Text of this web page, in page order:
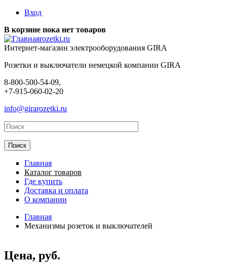
Перейти к основному содержанию
Вход
В корзине пока нет товаров
rozetki.ru
Интернет-магазин электрооборудования GIRA
Розетки и выключатели немецкой компании GIRA
8-800-500-54-09,
+7-915-060-02-20
info@girarozetki.ru
Главная
Каталог товаров
Где купить
Доставка и оплата
О компании
Главная
Механизмы розеток и выключателей
Цена, руб.